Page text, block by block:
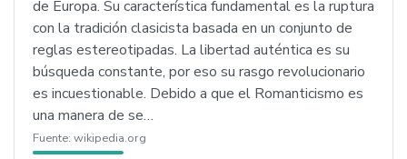
de Europa. Su característica fundamental es la ruptura
con la tradición clasicista basada en un conjunto de
reglas estereotipadas. La libertad auténtica es su
búsqueda constante, por eso su rasgo revolucionario
es incuestionable. Debido a que el Romanticismo es
una manera de se…
Fuente: wikipedia.org